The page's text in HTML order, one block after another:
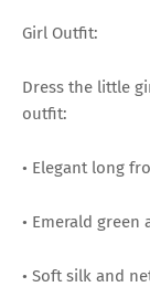
Girl Outfit:
Dress the little
outfit:
• Elegant long
• Emerald
• Soft silk and